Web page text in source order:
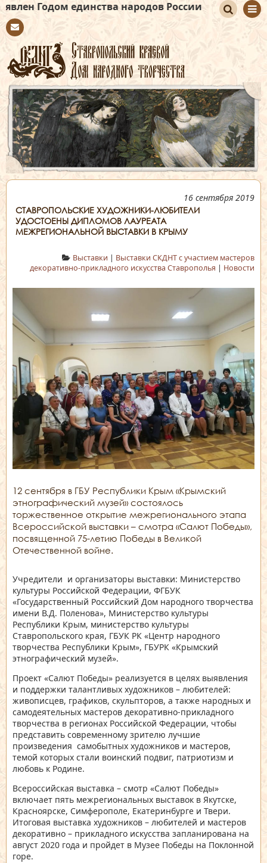
народов России
tact
иск
16 сентября 2019
СТАВРОПОЛЬСКИЕ ХУДОЖНИКИ-ЛЮБИТЕЛИ
УДОСТОЕНЫ ДИПЛОМОВ ЛАУРЕАТА
МЕЖРЕГИОНАЛЬНОЙ ВЫСТАВКИ В КРЫМУ
Выставки | Выставки СКДНТ с участием мастеров
декоративно-прикладного искусства Ставрополья | Новости
12 сентября в ГБУ Республики Крым «Крымский
этнографический музей» состоялось
торжественное открытие межрегионального этапа
Всероссийской выставки – смотра «Салют Победы»,
посвященной 75-летию Победы в Великой
Отечественной войне.
Учредители и организаторы выставки: Министерство
культуры Российской Федерации, ФГБУК
«Государственный Российский Дом народного творчества
имени В.Д. Поленова», Министерство культуры
Республики Крым, министерство культуры
Ставропольского края, ГБУК РК «Центр народного
творчества Республики Крым», ГБУРК «Крымский
этнографический музей».
Проект «Салют Победы» реализуется в целях выявления
и поддержки талантливых художников – любителей:
живописцев, графиков, скульпторов, а также народных и
самодеятельных мастеров декоративно-прикладного
творчества в регионах Российской Федерации, чтобы
представить современному зрителю лучшие
произведения самобытных художников и мастеров,
темой которых стали воинский подвиг, патриотизм и
любовь к Родине.
Всероссийская выставка – смотр «Салют Победы»
включает пять межрегиональных выставок в Якутске,
Красноярске, Симферополе, Екатеринбурге и Твери.
Итоговая выставка художников – любителей и мастеров
декоративно – прикладного искусства запланирована на
август 2020 года и пройдет в Музее Победы на Поклонной
горе.